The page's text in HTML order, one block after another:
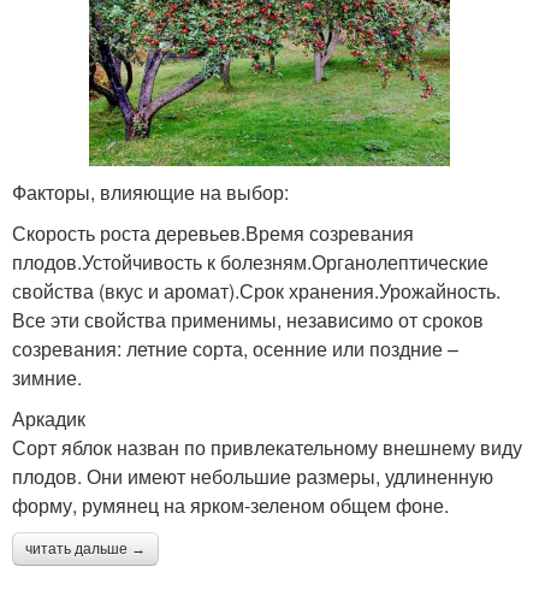
Факторы, влияющие на выбор:
Скорость роста деревьев.Время созревания
плодов.Устойчивость к болезням.Органолептические
свойства (вкус и аромат).Срок хранения.Урожайность.
Все эти свойства применимы, независимо от сроков
созревания: летние сорта, осенние или поздние –
зимние.
Аркадик
Сорт яблок назван по привлекательному внешнему виду
плодов. Они имеют небольшие размеры, удлиненную
форму, румянец на ярком-зеленом общем фоне.
читать дальше →